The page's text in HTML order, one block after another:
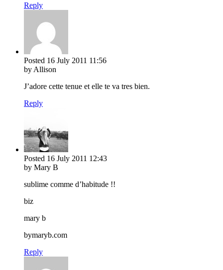
Reply
Posted 16 July 2011 11:56
by Allison
J’adore cette tenue et elle te va tres bien.
Reply
Posted 16 July 2011 12:43
by Mary B
sublime comme d’habitude !!
biz
mary b
bymaryb.com
Reply